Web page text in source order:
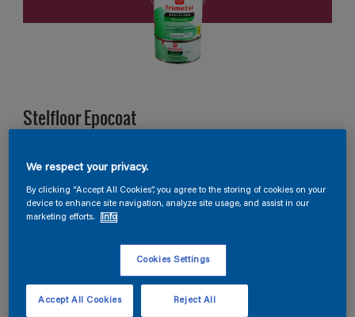
Stelfloor Epocoat
A0.41.28
Kleur wijzigen
10 L
Aantal
We respect your privacy.
By clicking “Accept All Cookies”, you agree to the storing of cookies on your
device to enhance site navigation, analyze site usage, and assist in our
marketing efforts.
Info
Cookies Settings
Reject All
Accept All Cookies